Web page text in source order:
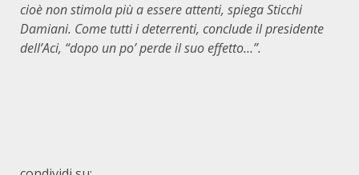
cioè non stimola più a essere attenti, spiega Sticchi
Damiani. Come tutti i deterrenti, conclude il presidente
dell’Aci, “dopo un po’ perde il suo effetto…”.